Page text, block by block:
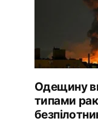
Одещину
типами